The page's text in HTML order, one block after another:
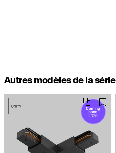
Autres modèles de la série